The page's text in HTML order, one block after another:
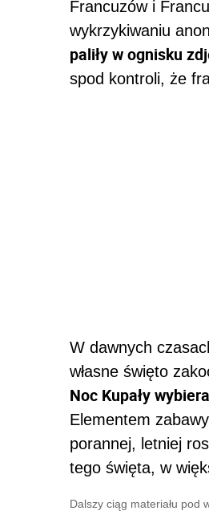
Francuzów i
wykrzykiwaniu
paliły w ognisku
spod kontroli, że
W dawnych
własne święto
Noc Kupały
Elementem
porannej, letniej
tego święta, w
Dalszy ciąg materiału pod